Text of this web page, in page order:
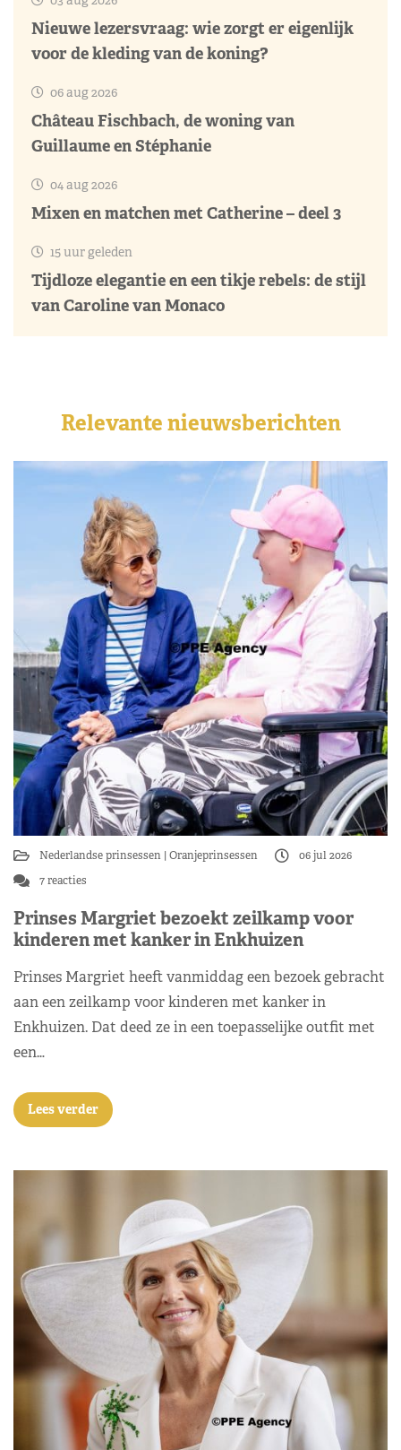
Nieuwe lezersvraag: wie zorgt er eigenlijk
voor de kleding van de koning?
06 aug 2026
Château Fischbach, de woning van
Guillaume en Stéphanie
04 aug 2026
Mixen en matchen met Catherine – deel 3
15 uur geleden
Tijdloze elegantie en een tikje rebels: de stijl
van Caroline van Monaco
Relevante nieuwsberichten
Nederlandse prinsessen Oranjeprinsessen
06 jul 2026
7 reacties
Prinses Margriet bezoekt zeilkamp voor
kinderen met kanker in Enkhuizen
Prinses Margriet heeft vanmiddag een bezoek gebracht
aan een zeilkamp voor kinderen met kanker in
Enkhuizen. Dat deed ze in een toepasselijke outfit met
een…
Lees verder